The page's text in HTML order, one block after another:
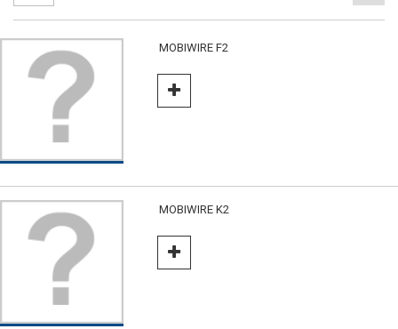
MOBIWIRE F2
MOBIWIRE K2